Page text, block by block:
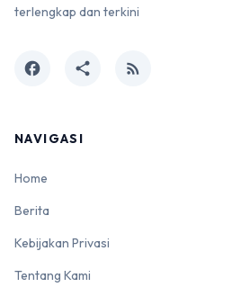
terlengkap dan terkini
facebook share rss_feed
NAVIGASI
Home
Berita
Kebijakan Privasi
Tentang Kami